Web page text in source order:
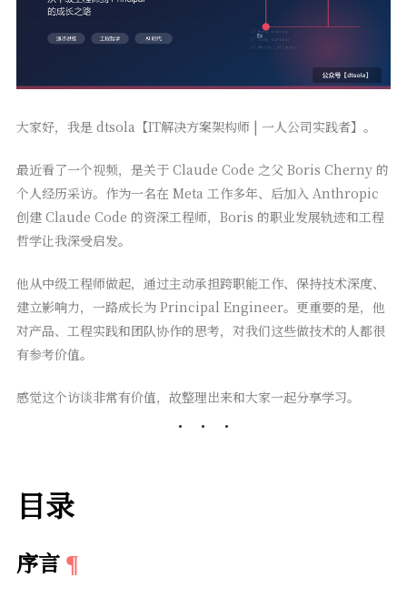
大家好，我是 dtsola【IT解决方案架构师 | 一人公司实践者】。
最近看了一个视频，是关于 Claude Code 之父 Boris Cherny 的
个人经历采访。作为一名在 Meta 工作多年、后加入 Anthropic
创建 Claude Code 的资深工程师，Boris 的职业发展轨迹和工程
哲学让我深受启发。
他从中级工程师做起，通过主动承担跨职能工作、保持技术深度、
建立影响力，一路成长为 Principal Engineer。更重要的是，他
对产品、工程实践和团队协作的思考，对我们这些做技术的人都很
有参考价值。
感觉这个访谈非常有价值，故整理出来和大家一起分享学习。
目录
序言